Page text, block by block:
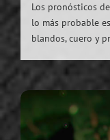
Los pronósticos
lo más probable
blandos, cuero y